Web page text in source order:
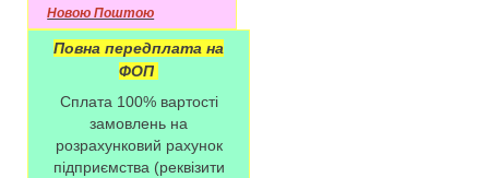
Новою Поштою
Повна передплата на
ФОП
Сплата 100% вартості
замовлень на
розрахунковий рахунок
підприємства (реквізити